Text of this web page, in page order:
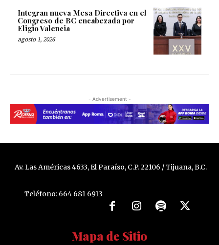
Integran nueva Mesa Directiva en el
Congreso de BC encabezada por
Eligio Valencia
agosto 1, 2026
- Advertisement -
Av. Las Américas 4633, El Paraíso, C.P. 22106 / Tijuana, B.C.
Teléfono: 664 681 6913
Mapa de Sitio